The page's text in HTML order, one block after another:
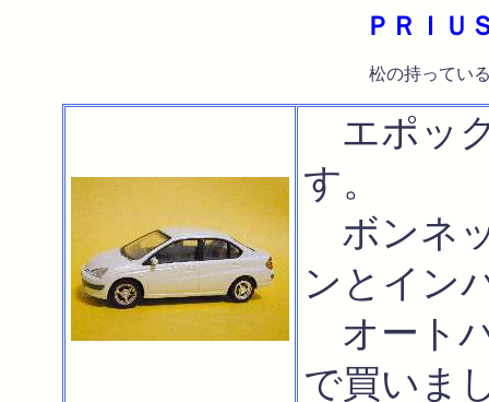
ＰＲＩＵ
松の持ってい
エポッ
す。
ボンネ
ンとイン
オート
で買いま